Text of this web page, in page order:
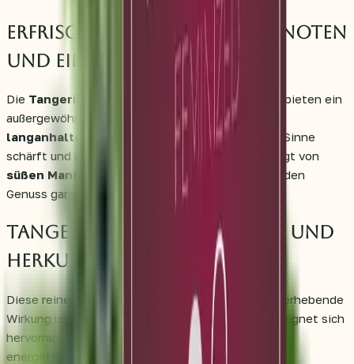
Erfrischende Mandarinen-Noten
und ein zerebraler Rausch
Die Tangerine Sugar® – 3 feminisierte Samen
bieten ein
außergewöhnliches Cannabis-Erlebnis mit einem
langanhaltenden zerebralen Rausch
, der die Sinne
schärft und den Geist belebt. Ihr Aroma ist geprägt von
süßen Mandarinen-Noten
, die einen erfrischenden
Genuss garantieren.
Tangerine Sugar® – Genetik und
Herkunft
Diese reine
wurde speziell für ihre erhebende
Wirkung und ihr fruchtiges Aroma gezüchtet. Sie eignet sich
hervorragend für alle, die eine inspirierende und
energetische Erfahrung suchen.